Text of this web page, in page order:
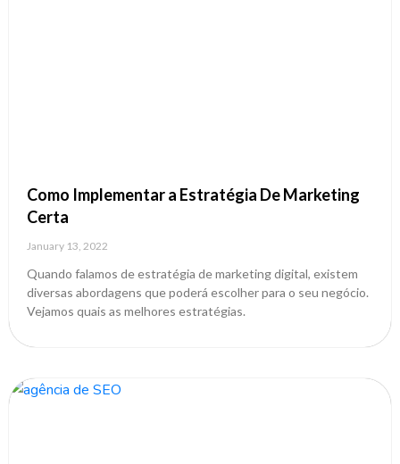
Como Implementar a Estratégia De Marketing
Certa
January 13, 2022
Quando falamos de estratégia de marketing digital, existem
diversas abordagens que poderá escolher para o seu negócio.
Vejamos quais as melhores estratégias.